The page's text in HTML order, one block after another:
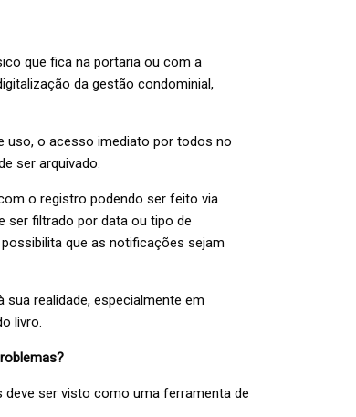
que fica na portaria ou com a
da gestão condominial,
uso, o acesso imediato por todos no
ser arquivado.
o registro podendo ser feito via
ser filtrado por data ou tipo de
que as notificações sejam
realidade, especialmente em
livro.
ser visto como uma ferramenta de